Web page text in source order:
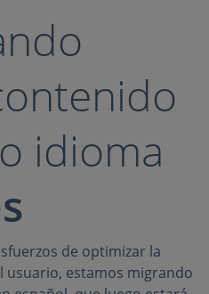
idioma
de optimizar la
usuario, estamos migrando